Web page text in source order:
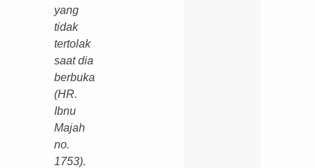
yang
tidak
tertolak
saat dia
berbuka
(HR.
Ibnu
Majah
no.
1753).